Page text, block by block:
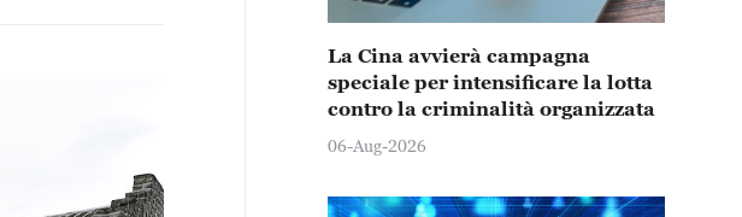
La Cina avvierà campagna
speciale per intensificare la lotta
contro la criminalità organizzata
06-Aug-2026